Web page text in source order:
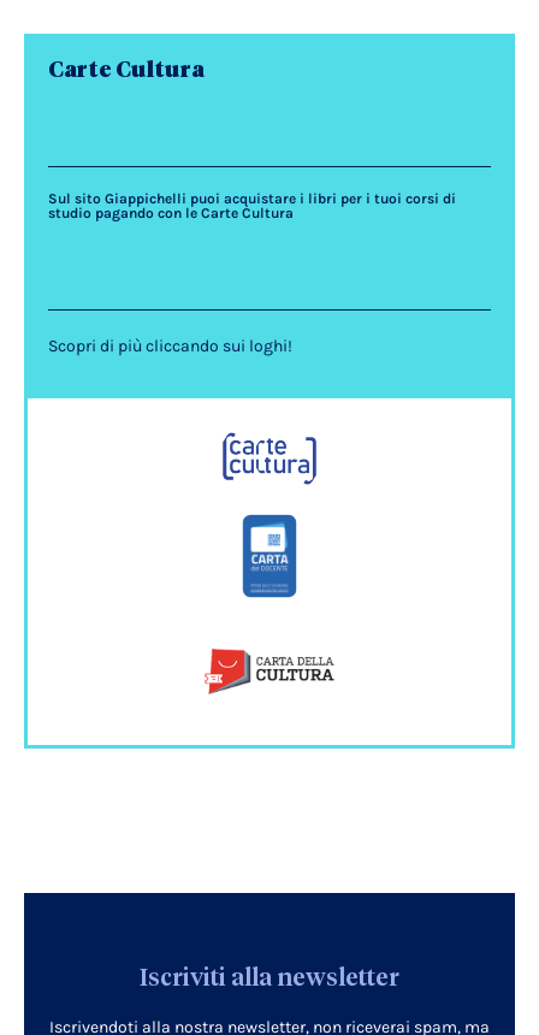
Carte Cultura
Sul sito Giappichelli puoi acquistare i libri per i tuoi corsi di
studio pagando con le Carte Cultura
Scopri di più cliccando sui loghi!
Iscriviti alla newsletter
Iscrivendoti alla nostra newsletter, non riceverai spam, ma